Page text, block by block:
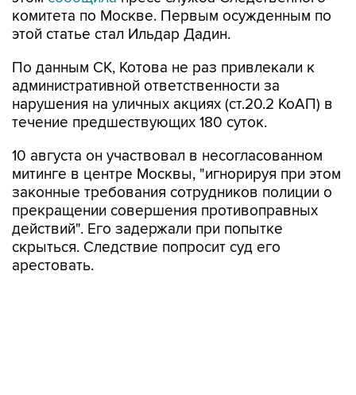
комитета по Москве. Первым осужденным по
этой статье стал Ильдар Дадин.
По данным СК, Котова не раз привлекали к
административной ответственности за
нарушения на уличных акциях (ст.20.2 КоАП) в
течение предшествующих 180 суток.
10 августа он участвовал в несогласованном
митинге в центре Москвы, "игнорируя при этом
законные требования сотрудников полиции о
прекращении совершения противоправных
действий". Его задержали при попытке
скрыться. Следствие попросит суд его
арестовать.